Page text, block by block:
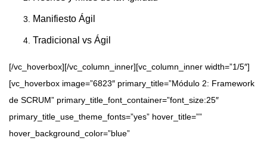
Manifiesto Ágil
Tradicional vs Ágil
[/vc_hoverbox][/vc_column_inner][vc_column_inner width=”1/5″]
[vc_hoverbox image=”6823″ primary_title=”Módulo 2: Framework
de SCRUM” primary_title_font_container=”font_size:25″
primary_title_use_theme_fonts=”yes” hover_title=””
hover_background_color=”blue”